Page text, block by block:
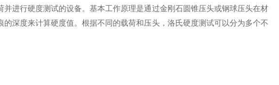
行硬度测试的设备。基本工作原理是通过金刚石圆锥压头或钢球压头在材
深度来计算硬度值。根据不同的载荷和压头，洛氏硬度测试可以分为多个不